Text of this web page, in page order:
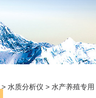
> 水质分析仪 > 水产养殖专用